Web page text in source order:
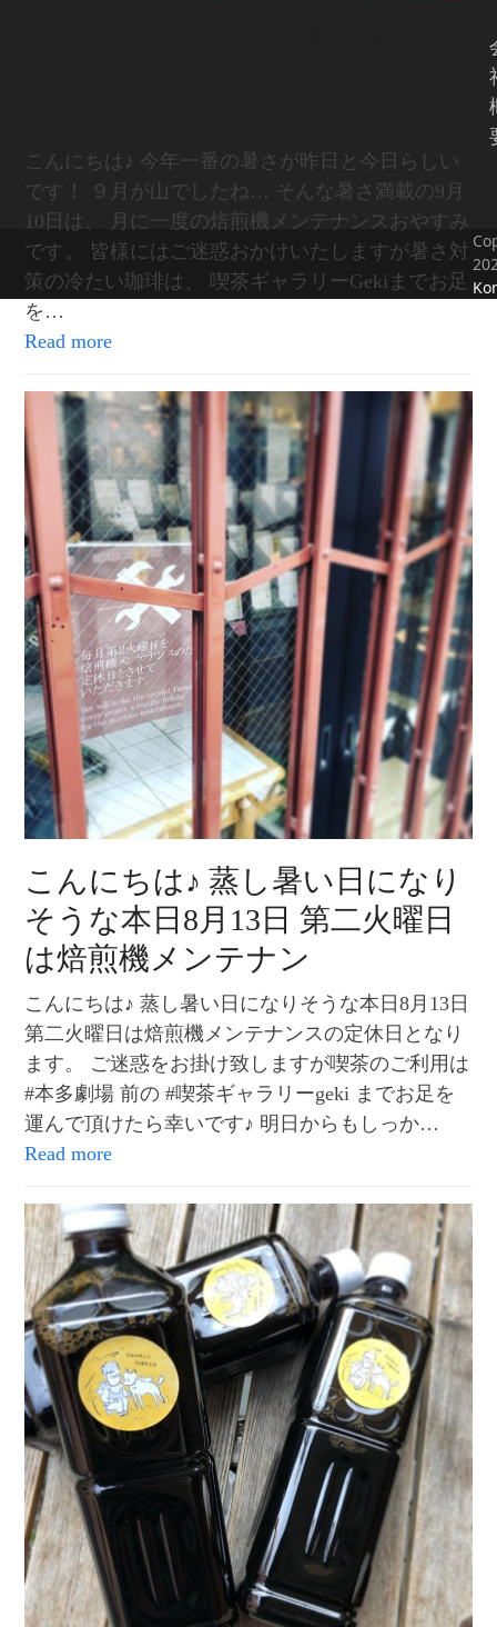
こんにちは♪ 今年一番の暑さが昨日と今日らしい
です！ ９月が山でしたね… そんな暑さ満載の9月
10日は、 月に一度の焙煎機メンテナンスおやすみ
です。 皆様にはご迷惑おかけいたしますが暑さ対
策の冷たい珈琲は、 喫茶ギャラリーGekiまでお足
を…
Read more
こんにちは♪ 蒸し暑い日になり
そうな本日8月13日 第二火曜日
は焙煎機メンテナン
こんにちは♪ 蒸し暑い日になりそうな本日8月13日
第二火曜日は焙煎機メンテナンスの定休日となり
ます。 ご迷惑をお掛け致しますが喫茶のご利用は
#本多劇場 前の #喫茶ギャラリーgeki までお足を
運んで頂けたら幸いです♪ 明日からもしっか…
Read more